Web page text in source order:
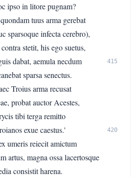
ipso in litore pugnam?
tuus arma gerebat
sparsoque infecta cerebro),
stetit, his ego suetus,
dabat, aemula necdum
415
sparsa senectus.
Troius arma recusat
probat auctor Acestes,
tibi terga remitto
exue caestus.'
420
umeris reiecit amictum
artus, magna ossa lacertosque
consistit harena.